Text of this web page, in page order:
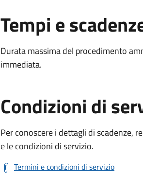
Tempi e
Durata massima del procedimento
immediata.
Condizioni di
Per conoscere i dettagli di scadenze,
e le condizioni di servizio.
Termini e condizioni di servizio